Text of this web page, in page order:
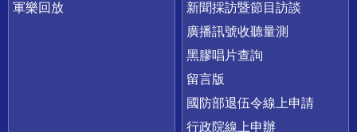
軍樂回放
新聞採訪暨節目訪談
廣播訊號收聽量測
黑膠唱片查詢
留言版
國防部退伍令線上申請
行政院線上申辦